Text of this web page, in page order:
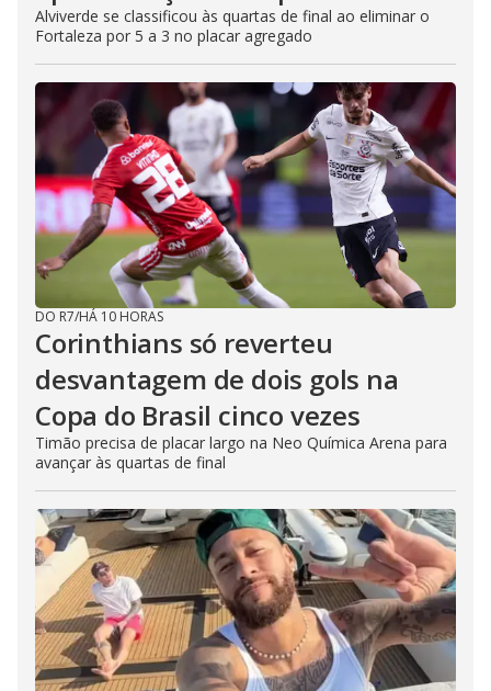
Alviverde se classificou às quartas de final ao eliminar o
Fortaleza por 5 a 3 no placar agregado
DO R7/HÁ 10 HORAS
Corinthians só reverteu
desvantagem de dois gols na
Copa do Brasil cinco vezes
Timão precisa de placar largo na Neo Química Arena para
avançar às quartas de final